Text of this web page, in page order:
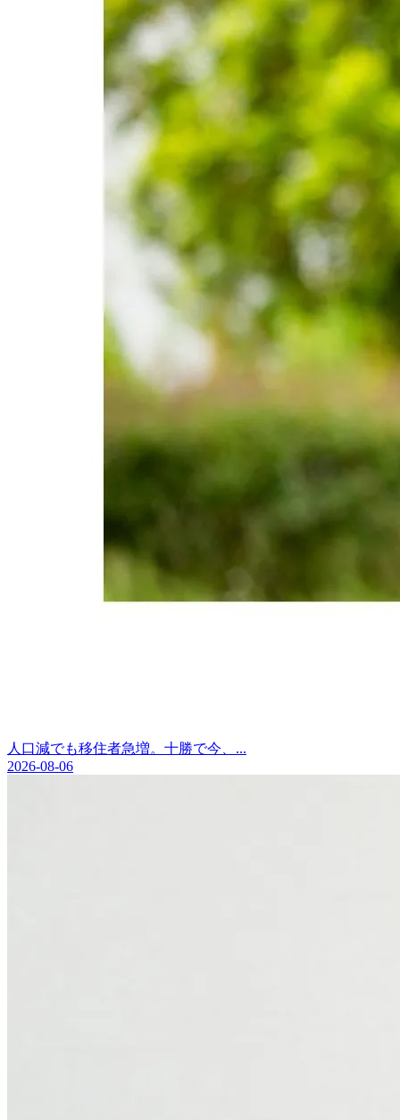
人口減でも移住者急増。十勝で今、...
2026-08-06